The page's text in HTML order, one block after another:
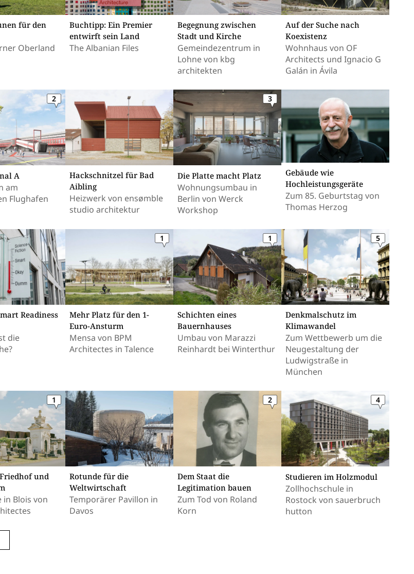
für den
Oberland
Buchtipp: Ein Premier
entwirft sein Land
The Albanian Files
Begegnung zwischen
Stadt und Kirche
Gemeindezentrum in
Lohne von kbg
architekten
Auf der Suche nach
Koexistenz
Wohnhaus von OF
Architects und Ignacio G
Galán in Ávila
A
am
Flughafen
2
Hackschnitzel für Bad
Aibling
Heizwerk von ensømble
studio architektur
Die Platte macht Platz
Wohnungsumbau in
Berlin von Werck
Workshop
3
Gebäude wie
Hochleistungsgeräte
Zum 85. Geburtstag von
Thomas Herzog
Readiness
die
Mehr Platz für den 1-
Euro-Ansturm
Mensa von BPM
Architectes in Talence
1
Schichten eines
Bauernhauses
Umbau von Marazzi
Reinhardt bei Winterthur
1
Denkmalschutz im
Klimawandel
Zum Wettbewerb um die
Neugestaltung der
Ludwigstraße in
München
5
und
in Blois von
1
Rotunde für die
Weltwirtschaft
Temporärer Pavillon in
Davos
Dem Staat die
Legitimation bauen
Zum Tod von Roland
Korn
2
Studieren im Holzmodul
Zollhochschule in
Rostock von sauerbruch
hutton
4